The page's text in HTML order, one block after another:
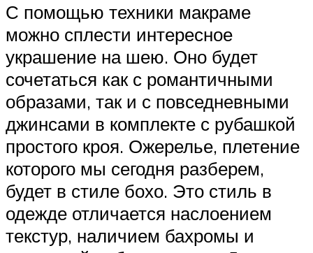
С помощью техники макраме
можно сплести интересное
украшение на шею. Оно будет
сочетаться как с романтичными
образами, так и с повседневными
джинсами в комплекте с рубашкой
простого кроя. Ожерелье, плетение
которого мы сегодня разберем,
будет в стиле бохо. Это стиль в
одежде отличается наслоением
текстур, наличием бахромы и